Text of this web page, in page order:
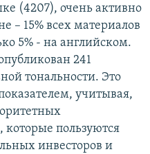
(4207), очень активно
– 15% всех материалов
5% - на английском.
241
тональности. Это
учитывая,
пользуются
инвесторов и